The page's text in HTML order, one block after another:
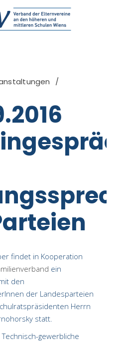
findet in Kooperation
ein
den
der Landesparteien
Herrn
statt.
gewerbliche